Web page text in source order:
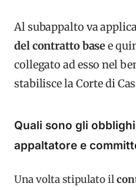
Al subappalto va
del contratto basee
collegato ad esso nel
stabilisce la Corte di
Quali sono gli
appaltatore e
Una volta stipulato il